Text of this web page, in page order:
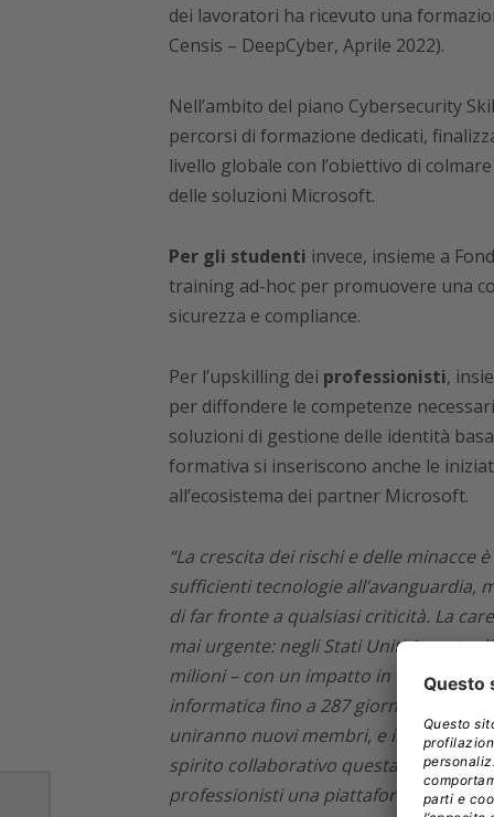
dei lavoratori ha ricevuto una
Censis – DeepCyber, Aprile 2022).
Nell’ambito del piano Cybersecurity
percorsi di formazione dedicati,
livello globale con l’obiettivo di
delle soluzioni Microsoft.
Per gli studenti invece, insieme a
training ad-hoc per promuovere una
sicurezza e compliance.
Per l’upskilling dei professionisti,
per diffondere le competenze
soluzioni di gestione delle identità
formativa si inseriscono anche le
all’ecosistema dei partner Microsoft.
“La crescita dei rischi e delle
sufficienti tecnologie all’avanguardia,
di far fronte a qualsiasi criticità. La
mai urgente: negli Stati Uniti 1 posto
milioni – con un impatto in termini di
informatica fino a 287 giorni. Con
uniranno nuovi membri, e il
spirito collaborativo questa sfida
professionisti una piattaforma per